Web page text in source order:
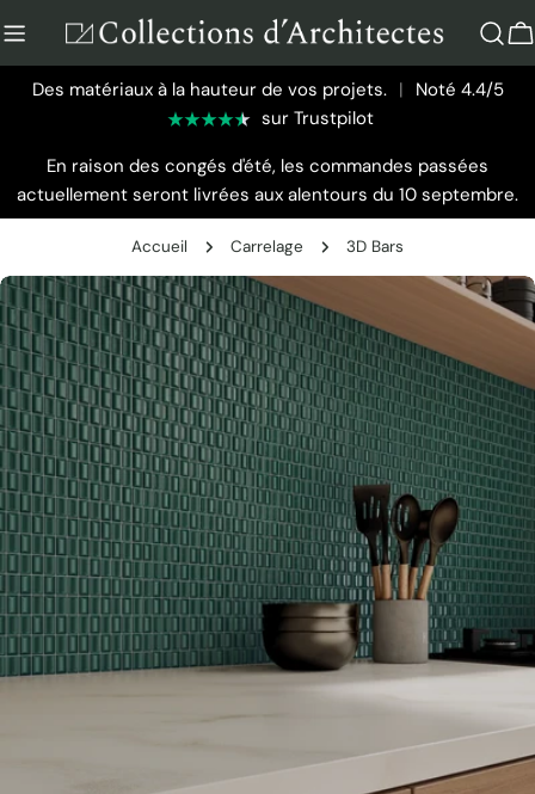
au
contenu
Des matériaux à la hauteur de vos projets. | Noté 4.4/5
sur Trustpilot
En raison des congés d'été, les commandes passées
actuellement seront livrées aux alentours du 10 septembre.
Accueil Carrelage 3D Bars
Passer
aux
informations
sur
le
produit
le média 0 en mode modal